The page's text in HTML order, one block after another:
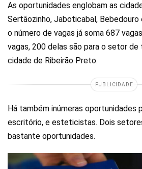
As oportunidades englobam as
Sertãozinho, Jaboticabal,
o número de vagas já soma 687
vagas, 200 delas são para o setor
cidade de Ribeirão Preto.
PUBLICIDADE
Há também inúmeras oportunidades
escritório, e esteticistas. Dois
bastante oportunidades.